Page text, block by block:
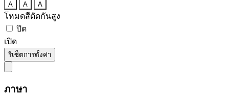
A A A
โหมดสีตัดกันสูง
ปิด
เปิด
รีเซ็ตการตั้งค่า
ภาษา